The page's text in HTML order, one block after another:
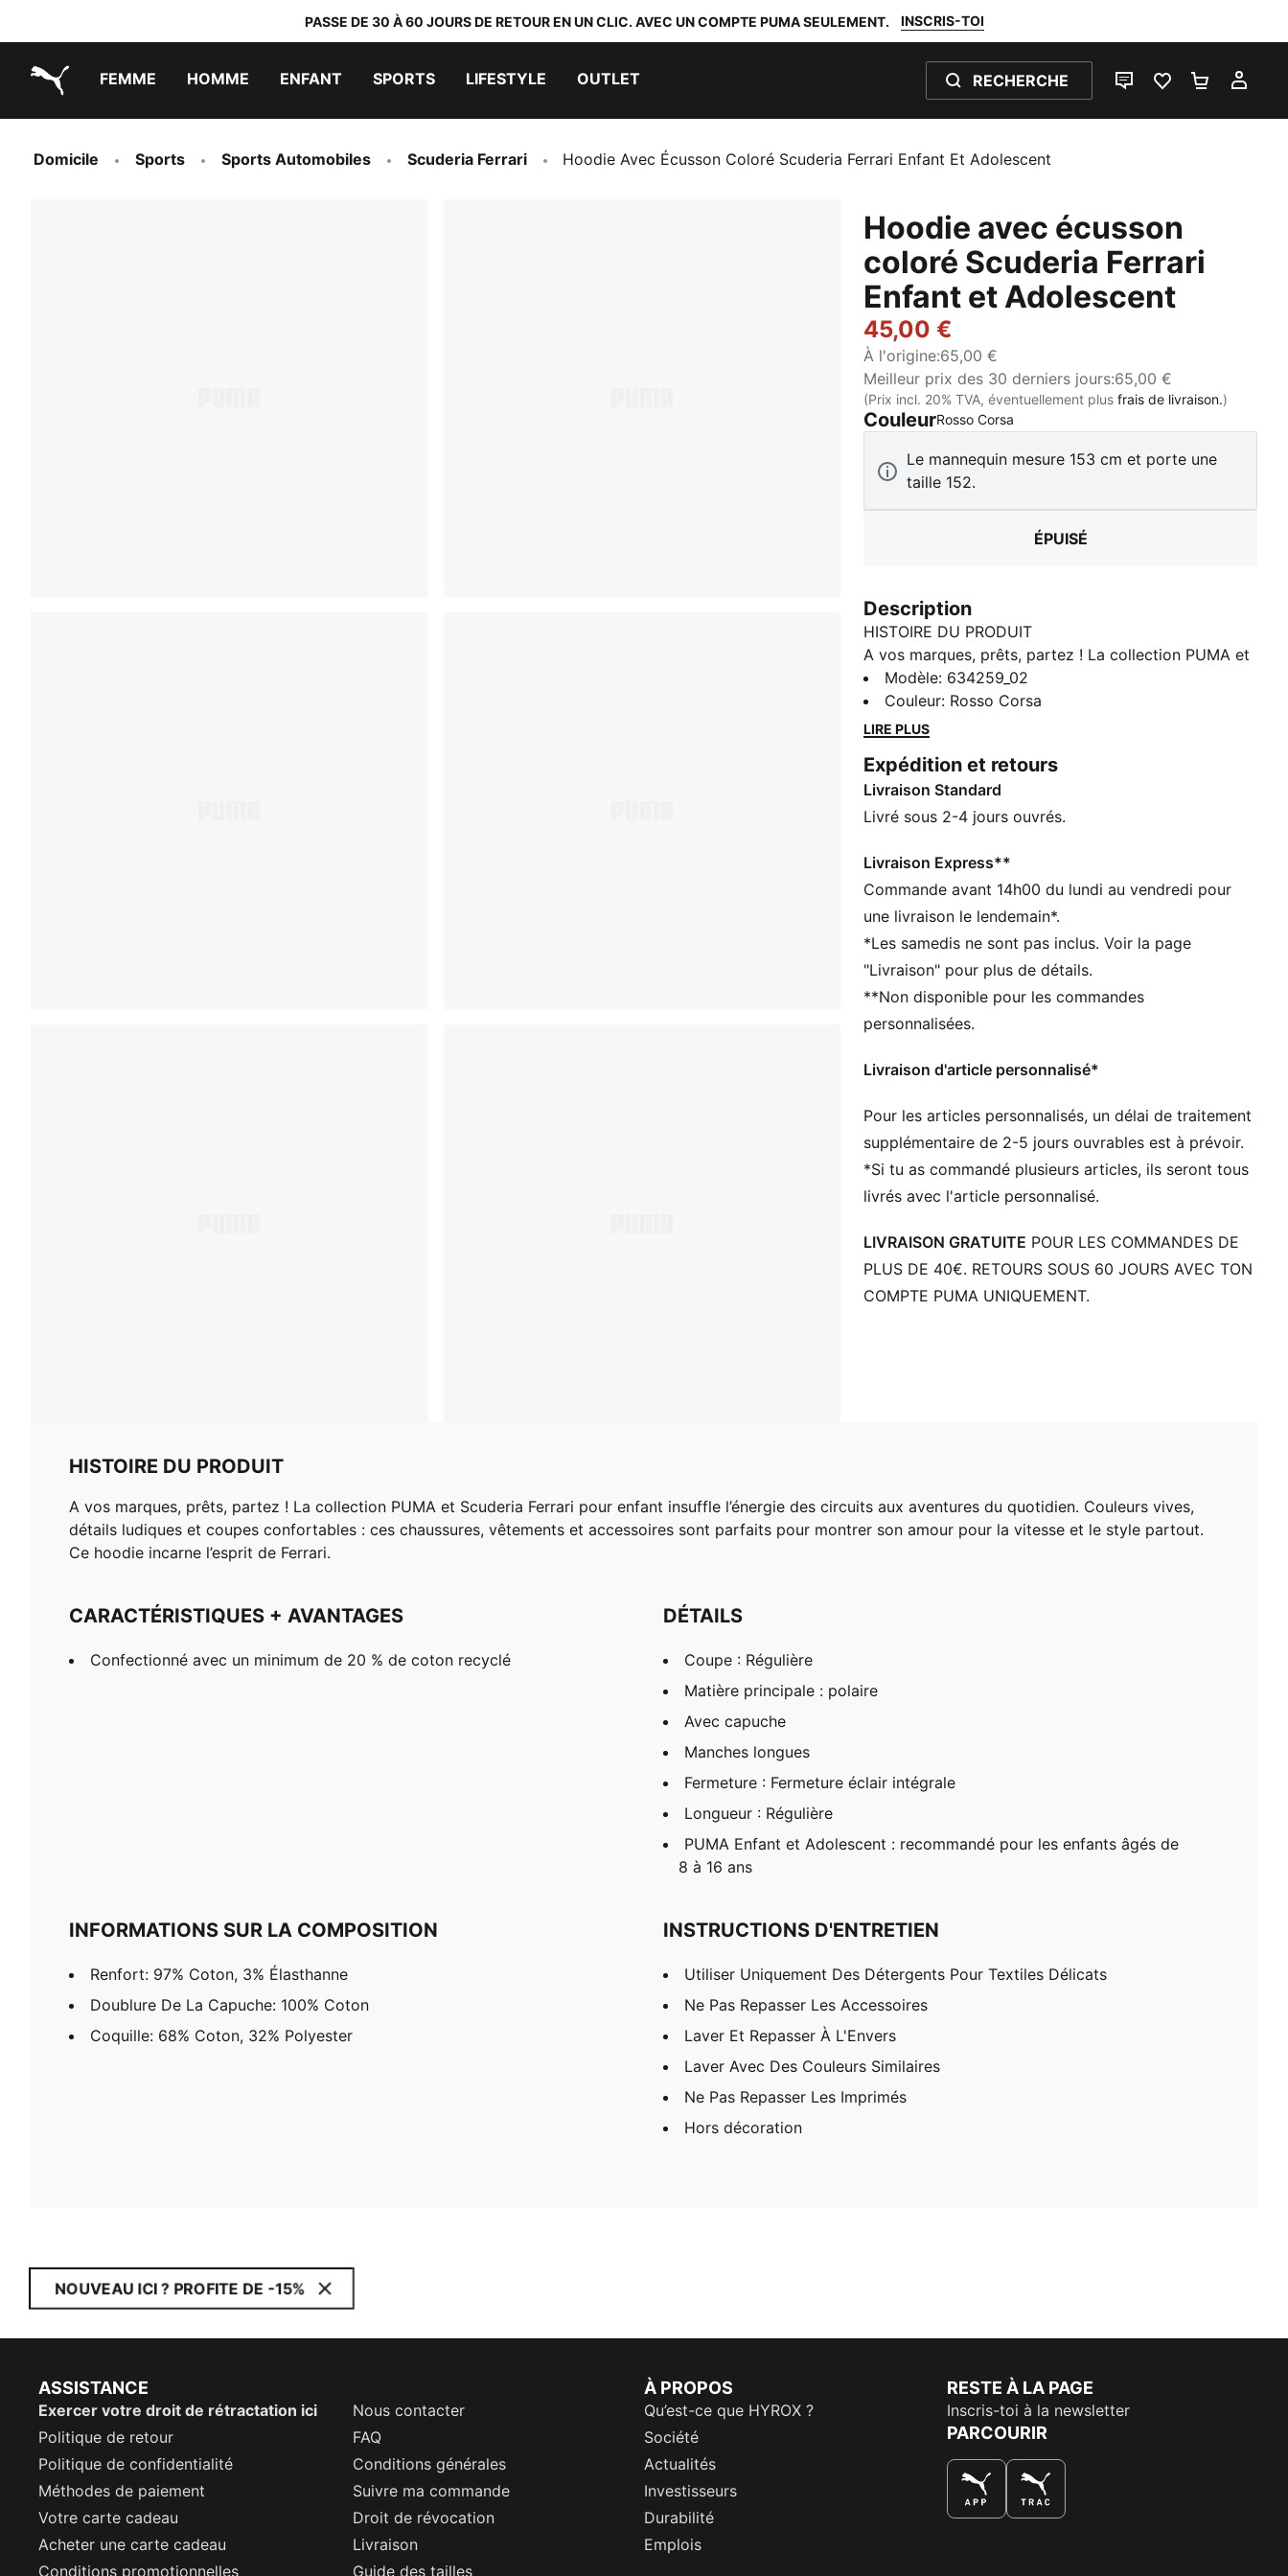
PASSE DE 30 À 60 JOURS DE RETOUR EN UN CLIC. AVEC UN COMPTE PUMA SEULEMENT. INSCRIS-TOI
FEMME HOMME ENFANT SPORTS LIFESTYLE OUTLET RECHERCHE
LIVE CHATFAVORIS 0PANIER 0
Domicile Sports Sports Automobiles Scuderia Ferrari Hoodie Avec Écusson Coloré Scuderia Ferrari Enfant Et Adolescent
Hoodie avec écusson
coloré Scuderia Ferrari
Enfant et Adolescent
45,00 €
À l'origine:65,00 €
Meilleur prix des 30 derniers jours:65,00 €
(Prix incl. 20% TVA, éventuellement plusfrais de livraison.)
CouleurRosso Corsa
Le mannequin mesure 153 cm et porte une
taille 152.
ÉPUISÉ
Description
HISTOIRE DU PRODUIT
A vos marques, prêts, partez ! La collection PUMA et
Scuderia Ferrari pour enfant insuffle l’énergie des
circuits aux aventures du quotidien. Couleurs vives,
détails ludiques et coupes confortables : ces
pour montrer son amour pour la vitesse et le style
partout. Ce hoodie incarne l’esprit de Ferrari.
CARACTÉRISTIQUES + AVANTAGES
recyclé
DÉTAILS
Coupe : Régulière
Avec capuche
Manches longues
Fermeture : Fermeture éclair intégrale
Longueur : Régulière
enfants âgés de 8 à 16 ans
Modèle: 634259_02
Couleur: Rosso Corsa
LIRE PLUS
Expédition et retours
Livraison Standard
Livré sous 2-4 jours ouvrés.
Livraison Express**
Commande avant 14h00 du lundi au vendredi pour
une livraison le lendemain*.
*Les samedis ne sont pas inclus. Voir la page
"Livraison" pour plus de détails.
**Non disponible pour les commandes
personnalisées.
Livraison d'article personnalisé*
Pour les articles personnalisés, un délai de traitement
supplémentaire de 2-5 jours ouvrables est à prévoir.
*Si tu as commandé plusieurs articles, ils seront tous
livrés avec l'article personnalisé.
LIVRAISON GRATUITE POUR LES COMMANDES DE
PLUS DE 40€. RETOURS SOUS 60 JOURS AVEC TON
COMPTE PUMA UNIQUEMENT.
HISTOIRE DU PRODUIT
A vos marques, prêts, partez ! La collection PUMA et Scuderia Ferrari pour enfant insuffle l’énergie des circuits aux aventures du quotidien. Couleurs vives,
détails ludiques et coupes confortables : ces chaussures, vêtements et accessoires sont parfaits pour montrer son amour pour la vitesse et le style partout.
Ce hoodie incarne l’esprit de Ferrari.
CARACTÉRISTIQUES + AVANTAGES
Confectionné avec un minimum de 20 % de coton recyclé
DÉTAILS
Coupe : Régulière
Matière principale : polaire
Avec capuche
Manches longues
Fermeture : Fermeture éclair intégrale
Longueur : Régulière
PUMA Enfant et Adolescent : recommandé pour les enfants âgés de
8 à 16 ans
INFORMATIONS SUR LA COMPOSITION
Renfort: 97% Coton, 3% Élasthanne
Doublure De La Capuche: 100% Coton
Coquille: 68% Coton, 32% Polyester
INSTRUCTIONS D'ENTRETIEN
Utiliser Uniquement Des Détergents Pour Textiles Délicats
Ne Pas Repasser Les Accessoires
Laver Et Repasser À L'Envers
Laver Avec Des Couleurs Similaires
Ne Pas Repasser Les Imprimés
Hors décoration
NOUVEAU ICI ? PROFITE DE -15%
ASSISTANCE
Exercer votre droit de rétractation ici
Nous contacter
Politique de retour
FAQ
Politique de confidentialité
Conditions générales
Méthodes de paiement
Suivre ma commande
Votre carte cadeau
Droit de révocation
Acheter une carte cadeau
Livraison
Conditions promotionnelles
Guide des tailles
À PROPOS
Qu’est-ce que HYROX ?
Société
Actualités
Investisseurs
Durabilité
Emplois
RESTE À LA PAGE
Inscris-toi à la newsletter
PARCOURIR